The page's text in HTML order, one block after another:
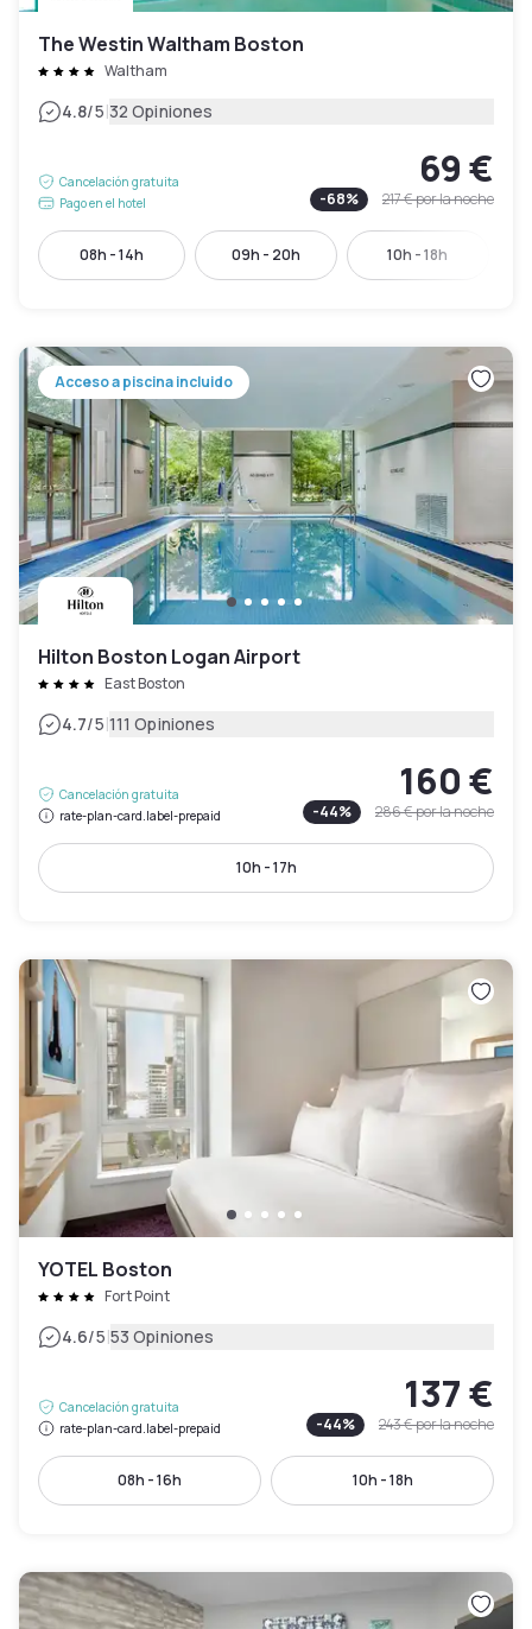
The Westin Waltham Boston
Waltham
4.8/5|32 Opiniones
Cancelación gratuita
Pago en el hotel
69 €
-68% 217 €por la noche
08h - 14h 09h - 20h 10h - 18h
Acceso a piscina incluido
Hilton Boston Logan Airport
East Boston
4.7/5|111 Opiniones
Cancelación gratuita
rate-plan-card.label-prepaid
160 €
-44% 286 €por la noche
10h - 17h
YOTEL Boston
Fort Point
4.6/5|53 Opiniones
Cancelación gratuita
rate-plan-card.label-prepaid
137 €
-44% 243 €por la noche
08h - 16h 10h - 18h